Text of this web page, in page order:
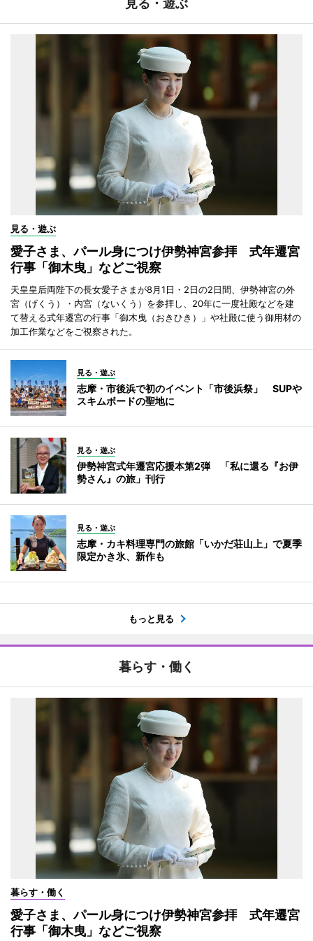
見る・遊ぶ
見る・遊ぶ
愛子さま、パール身につけ伊勢神宮参拝 式年遷宮
行事「御木曳」などご視察
天皇皇后両陛下の長女愛子さまが8月1日・2日の2日間、伊勢神宮の外
宮（げくう）・内宮（ないくう）を参拝し、20年に一度社殿などを建
て替える式年遷宮の行事「御木曳（おきひき）」や社殿に使う御用材の
加工作業などをご視察された。
見る・遊ぶ
志摩・市後浜で初のイベント「市後浜祭」 SUPや
スキムボードの聖地に
見る・遊ぶ
伊勢神宮式年遷宮応援本第2弾 「私に還る『お伊
勢さん』の旅」刊行
見る・遊ぶ
志摩・カキ料理専門の旅館「いかだ荘山上」で夏季
限定かき氷、新作も
もっと見る
暮らす・働く
暮らす・働く
愛子さま、パール身につけ伊勢神宮参拝 式年遷宮
行事「御木曳」などご視察